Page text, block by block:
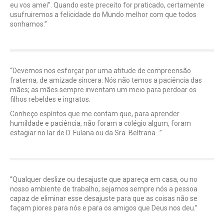
eu vos amei”. Quando este preceito for praticado, certamente
usufruiremos a felicidade do Mundo melhor com que todos
sonhamos.”
“Devemos nos esforçar por uma atitude de compreensão
fraterna, de amizade sincera. Nós não temos a paciência das
mães; as mães sempre inventam um meio para perdoar os
filhos rebeldes e ingratos.
Conheço espíritos que me contam que, para aprender
humildade e paciência, não foram a colégio algum, foram
estagiar no lar de D. Fulana ou da Sra. Beltrana…”
“Qualquer deslize ou desajuste que apareça em casa, ou no
nosso ambiente de trabalho, sejamos sempre nós a pessoa
capaz de eliminar esse desajuste para que as coisas não se
façam piores para nós e para os amigos que Deus nos deu.”